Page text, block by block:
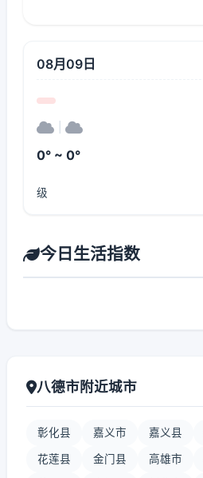
08月09日
0° ~ 0°
级
今日生活指数
八德市附近城市
彰化县 嘉义市 嘉义县
花莲县 金门县 高雄市